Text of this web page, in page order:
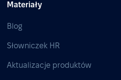
Materiały
Blog
Słowniczek HR
Aktualizacje produktów